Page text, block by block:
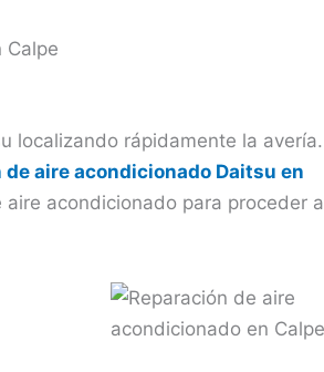
Calpe
localizando rápidamente la avería.
de aire acondicionado Daitsu en
acondicionado para proceder a